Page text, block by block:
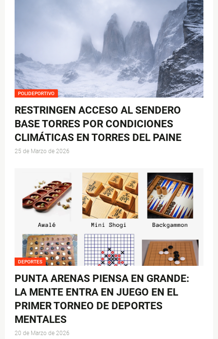
POLIDEPORTIVO
RESTRINGEN ACCESO AL SENDERO
BASE TORRES POR CONDICIONES
CLIMÁTICAS EN TORRES DEL PAINE
25 de Marzo de 2026
DEPORTES
PUNTA ARENAS PIENSA EN GRANDE:
LA MENTE ENTRA EN JUEGO EN EL
PRIMER TORNEO DE DEPORTES
MENTALES
20 de Marzo de 2026